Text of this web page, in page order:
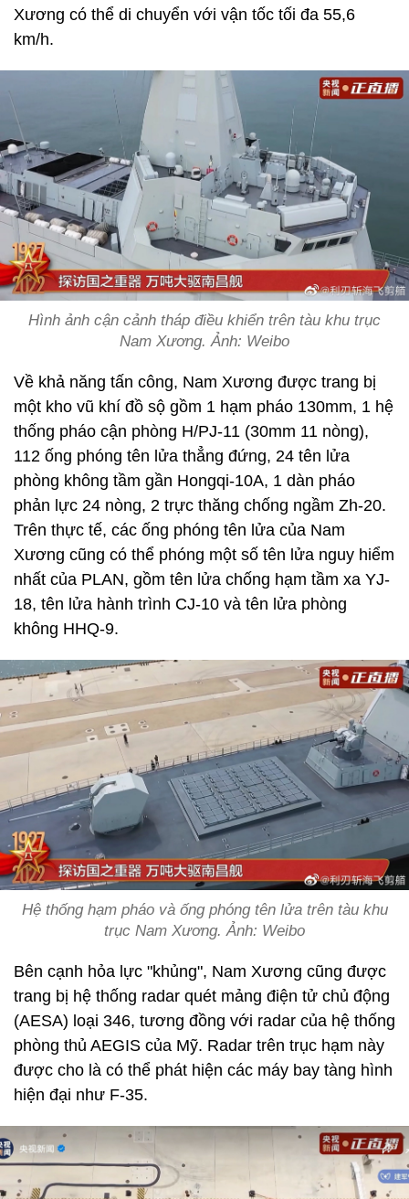
Xương có thể di chuyển với vận tốc tối đa 55,6
km/h.
Hình ảnh cận cảnh tháp điều khiển trên tàu khu trục
Nam Xương. Ảnh: Weibo
Về khả năng tấn công, Nam Xương được trang bị
một kho vũ khí đồ sộ gồm 1 hạm pháo 130mm, 1 hệ
thống pháo cận phòng H/PJ-11 (30mm 11 nòng),
112 ống phóng tên lửa thẳng đứng, 24 tên lửa
phòng không tầm gần Hongqi-10A, 1 dàn pháo
phản lực 24 nòng, 2 trực thăng chống ngầm Zh-20.
Trên thực tế, các ống phóng tên lửa của Nam
Xương cũng có thể phóng một số tên lửa nguy hiểm
nhất của PLAN, gồm tên lửa chống hạm tầm xa YJ-
18, tên lửa hành trình CJ-10 và tên lửa phòng
không HHQ-9.
Hệ thống hạm pháo và ống phóng tên lửa trên tàu khu
trục Nam Xương. Ảnh: Weibo
Bên cạnh hỏa lực "khủng", Nam Xương cũng được
trang bị hệ thống radar quét mảng điện tử chủ động
(AESA) loại 346, tương đồng với radar của hệ thống
phòng thủ AEGIS của Mỹ. Radar trên trục hạm này
được cho là có thể phát hiện các máy bay tàng hình
hiện đại như F-35.